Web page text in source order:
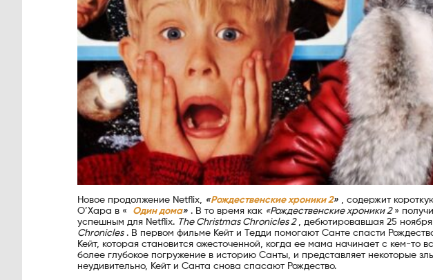
Новое продолжение Netflix, «Рождественские хроники 2» , содержит
О’Хара в « Один дома» . В то время как «Рождественские хроники 2»
успешным для Netflix. The Christmas Chronicles 2, дебютировавшая 25
Chronicles. В первом фильме Кейт и Тедди помогают Санте спасти
Кейт, которая становится ожесточенной, когда ее мама начинает с кем-то
более глубокое погружение в историю Санты, и представляет некоторые
неудивительно, Кейт и Санта снова спасают Рождество.